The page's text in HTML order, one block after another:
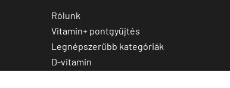
Rólunk
Vitamin+ pontgyűjtés
Legnépszerűbb kategóriák
D-vitamin